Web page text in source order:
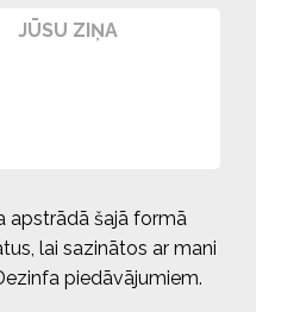
apstrādā šajā formā
lai sazinātos ar mani
piedāvājumiem.